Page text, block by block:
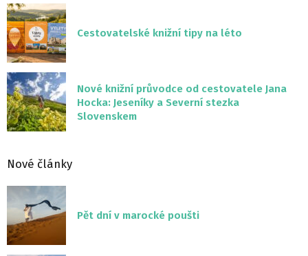
Cestovatelské knižní tipy na léto
Nové knižní průvodce od cestovatele Jana
Hocka: Jeseníky a Severní stezka
Slovenskem
Nové články
Pět dní v marocké poušti